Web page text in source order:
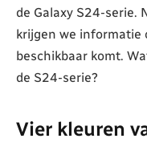
de Galaxy S24-serie.
krijgen we informatie
beschikbaar komt.
de S24-serie?
Vier kleuren